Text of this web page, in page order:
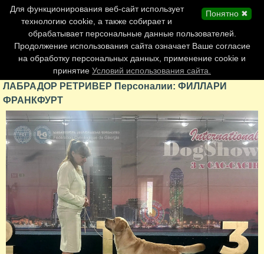
Главная страница
Обновления сайта
Контакты
Персоналии
Форум
ЛАБРАДОР РЕТРИВЕР Персоналии: ФИЛЛАРИ
ФРАНКФУРТ
Понятно ✖
Для функционирования веб-сайт использует
технологию cookie, а также собирает и
обрабатывает персональные данные пользователей.
Продолжение использования сайта означает Ваше согласие
на обработку персональных данных, применение cookie и
принятие Условий использования сайта.